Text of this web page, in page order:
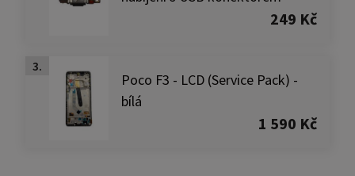
249 Kč
3.
Poco F3 - LCD (Service Pack) -
bílá
1 590 Kč